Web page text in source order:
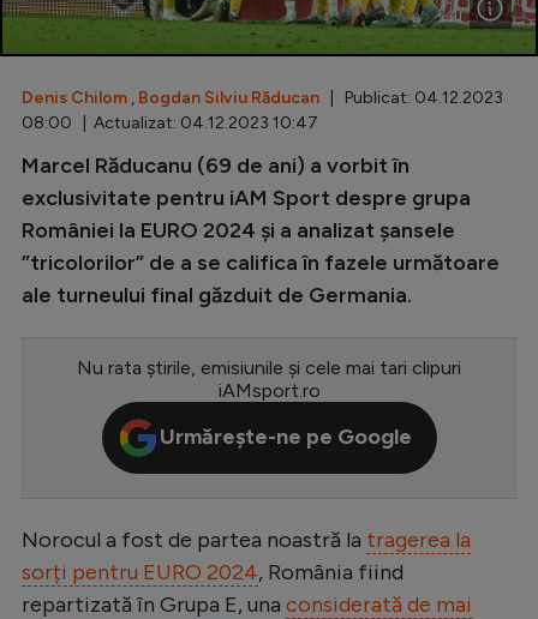
Clasamente
Champions League
Europa League
Conference League
CM 2026
LaLiga
Serie A
Bundesliga
Campionate
Starurile fotbalului
Denis Chilom , Bogdan Silviu Răducan | Publicat: 04.12.2023
08:00 | Actualizat: 04.12.2023 10:47
Marcel Răducanu (69 de ani) a vorbit în
exclusivitate pentru iAM Sport despre grupa
României la EURO 2024 și a analizat șansele
”tricolorilor” de a se califica în fazele următoare
ale turneului final găzduit de Germania.
Nu rata știrile, emisiunile și cele mai tari clipuri
iAMsport.ro
Urmărește-ne pe Google
Norocul a fost de partea noastră la tragerea la
sorți pentru EURO 2024, România fiind
repartizată în Grupa E, una considerată de mai